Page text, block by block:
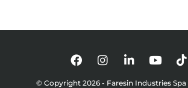
© Copyright 2026 - Faresin Industries Spa